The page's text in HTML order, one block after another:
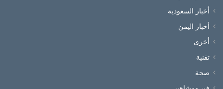
أخبار السعودية
أخبار اليمن
أخرى
تقنية
صحة